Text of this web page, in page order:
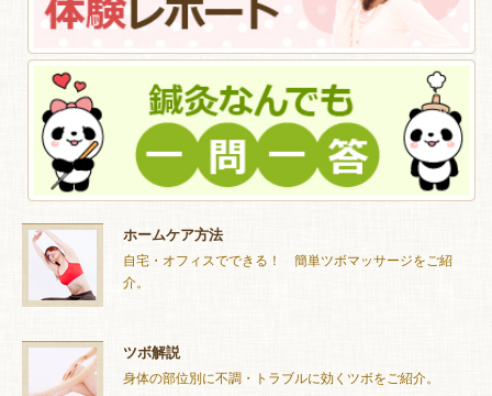
ホームケア方法
自宅・オフィスでできる！ 簡単ツボマッサージをご紹
介。
ツボ解説
身体の部位別に不調・トラブルに効くツボをご紹介。